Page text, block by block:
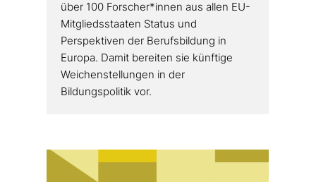
über 100 Forscher*innen aus allen EU-
Mitgliedsstaaten Status und
Perspektiven der Berufsbildung in
Europa. Damit bereiten sie künftige
Weichenstellungen in der
Bildungspolitik vor.